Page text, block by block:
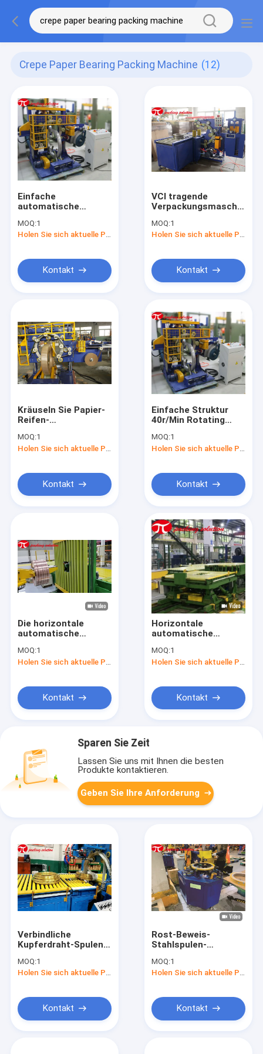
Crepe Paper Bearing Packing Machine (12)
Einfache
automatische
Verpackungsmaschine
mit
Prüfer GS300 PLC
trägt
MOQ:1
Holen Sie sich aktuelle Preis
Kontakt
VCI tragende
Verpackungsmaschine
Papierrolle 1.5kw
GW300 mit Förderer
MOQ:1
Holen Sie sich aktuelle Preis
Kontakt
Kräuseln Sie Papier-
Reifen-
Arbeitseinsparungs-
Spulen-
Maschine 3.0kw
MOQ:1
Kontakt
Einfache Struktur
40r/Min Rotating
Machine 380V/50Hz
für Stahlspulen
MOQ:1
Kontakt
Die horizontale
automatische
Stoßzeitspule, die
Verpackungsmaschine
gefahren
MOQ:1
Kontakt
Horizontale
automatische
Verpackungs-
Maschinen-Spulen-
MOQ:1
Kontakt
Sparen Sie Zeit
Lassen Sie uns mit Ihnen die besten
Produkte kontaktieren.
Geben Sie Ihre Anforderung
Verbindliche
Kupferdraht-Spulen-
ID500mm justierbar
mit dem Kippen des
4.5kw
MOQ:1
Holen Sie sich aktuelle Preis
Kontakt
Rost-Beweis-
Stahlspulen-
Ring Packaging
Machine 380V
MOQ:1
Holen Sie sich aktuelle Preis
Kontakt